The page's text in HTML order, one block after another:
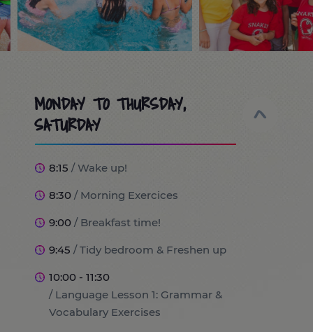
MONDAY TO THURSDAY,
SATURDAY
8:15 / Wake up!
8:30 / Morning Exercices
9:00 / Breakfast time!
9:45 / Tidy bedroom & Freshen up
10:00 - 11:30
/ Language Lesson 1: Grammar &
Vocabulary Exercises